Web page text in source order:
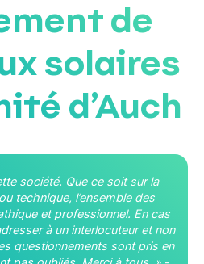
de
solaires
d’Auch
société. Que ce soit sur la
technique, l’ensemble des
et professionnel. En cas
à un interlocuteur et non
questionnements sont pris en